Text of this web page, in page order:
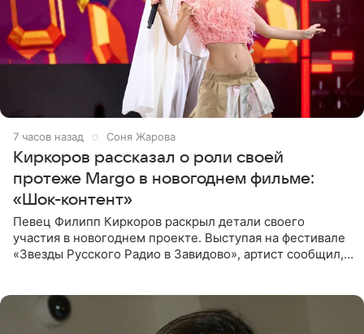
7 часов назад Соня Жарова
Киркоров рассказал о роли своей
протеже Margo в новогоднем фильме:
«Шок-контент»
Певец Филипп Киркоров раскрыл детали своего
участия в новогоднем проекте. Выступая на фестивале
«Звезды Русского Радио в Завидово», артист сообщил,